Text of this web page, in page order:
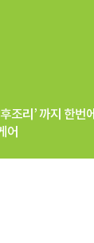
조리’ 까지 한번에
어